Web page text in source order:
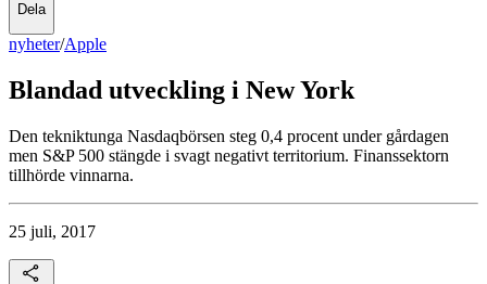
Dela
nyheter/Apple
Blandad utveckling i New York
Den tekniktunga Nasdaqbörsen steg 0,4 procent under gårdagen
men S&P 500 stängde i svagt negativt territorium. Finanssektorn
tillhörde vinnarna.
25 juli, 2017